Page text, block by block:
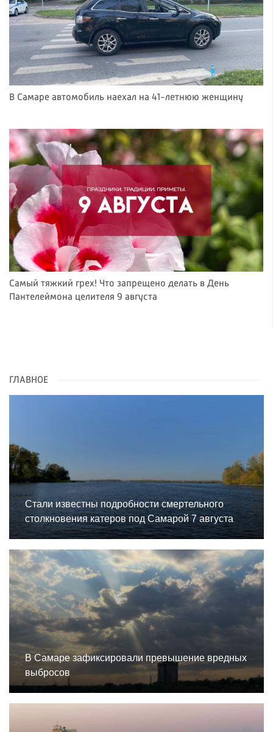
В Самаре автомобиль наехал на 41-летнюю женщину
Самый тяжкий грех! Что запрещено делать в День
Пантелеймона целителя 9 августа
ГЛАВНОЕ
Стали известны подробности смертельного
столкновения катеров под Самарой 7 августа
В Самаре зафиксировали превышение вредных
выбросов